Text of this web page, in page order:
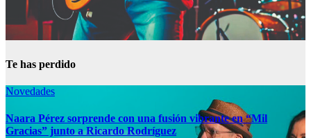
Te has perdido
Novedades
Naara Pérez sorprende con una fusión vibrante en “Mil
Gracias” junto a Ricardo Rodríguez